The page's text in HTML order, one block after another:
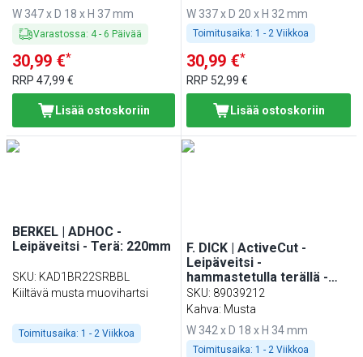
W 347 x D 18 x H 37 mm
Varastossa: 4- 6 Päivää
30,99 €*
RRP 47,99 €
Lisää ostoskoriin
W 337 x D 20 x H 32 mm
Toimitusaika: 1 - 2 Viikkoa
30,99 €*
RRP 52,99 €
Lisää ostoskoriin
BERKEL | ADHOC -
Leipäveitsi - Terä: 220mm
SKU: KAD1BR22SRBBL
Kiiltävä musta muovihartsi
Toimitusaika: 1 - 2 Viikkoa
F. DICK | ActiveCut -
Leipäveitsi -
hammastetulla terällä -
Terä: 210mm
SKU: 89039212
Kahva: Musta
W 342 x D 18 x H 34 mm
Toimitusaika: 1 - 2 Viikkoa